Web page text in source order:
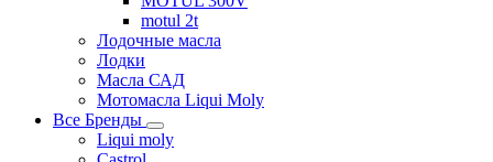
motul 2t
Лодочные масла
Лодки
Масла САД
Мотомасла Liqui Moly
Все Бренды
Liqui moly